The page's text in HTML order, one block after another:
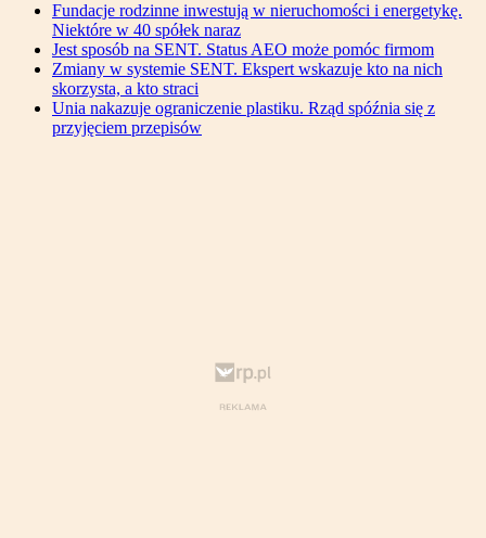
Fundacje rodzinne inwestują w nieruchomości i energetykę.
Niektóre w 40 spółek naraz
Jest sposób na SENT. Status AEO może pomóc firmom
Zmiany w systemie SENT. Ekspert wskazuje kto na nich
skorzysta, a kto straci
Unia nakazuje ograniczenie plastiku. Rząd spóźnia się z
przyjęciem przepisów